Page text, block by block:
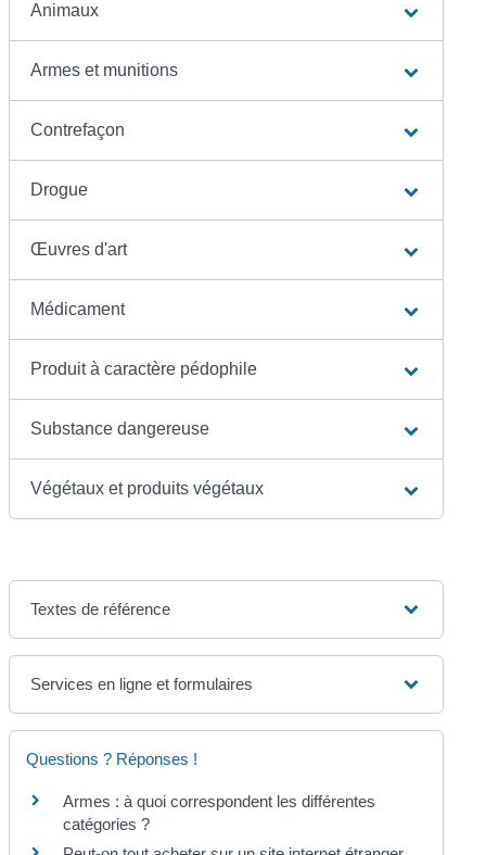
Animaux
Armes et munitions
Contrefaçon
Drogue
Œuvres d'art
Médicament
Produit à caractère pédophile
Substance dangereuse
Végétaux et produits végétaux
Textes de référence
Services en ligne et formulaires
Questions ? Réponses !
Armes : à quoi correspondent les différentes
catégories ?